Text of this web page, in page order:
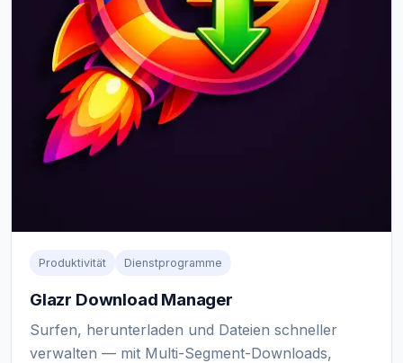
Produktivität Dienstprogramme
Glazr Download Manager
Surfen, herunterladen und Dateien schneller
verwalten — mit Multi-Segment-Downloads,